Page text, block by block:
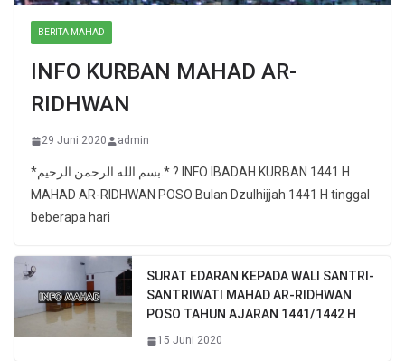
BERITA MAHAD
INFO KURBAN MAHAD AR-
RIDHWAN
29 Juni 2020 admin
*بسم الله الرحمن الرحيم.* ? INFO IBADAH KURBAN 1441 H
MAHAD AR-RIDHWAN POSO Bulan Dzulhijjah 1441 H tinggal
beberapa hari
SURAT EDARAN KEPADA WALI SANTRI-
SANTRIWATI MAHAD AR-RIDHWAN
POSO TAHUN AJARAN 1441/1442 H
15 Juni 2020